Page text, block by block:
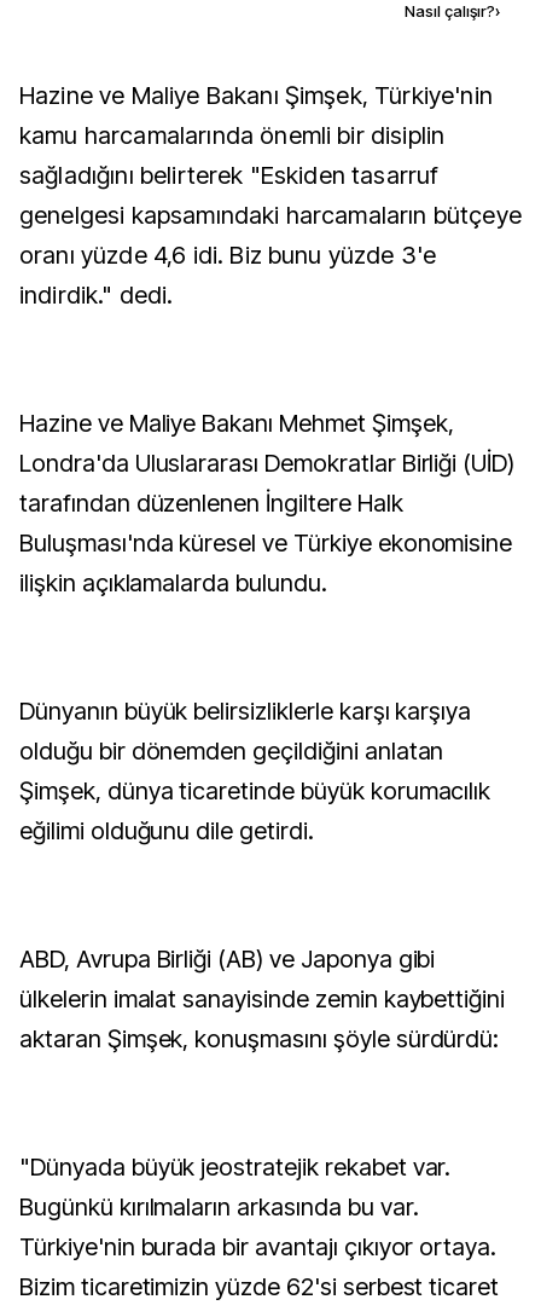
Nasıl çalışır?›
Hazine ve Maliye Bakanı Şimşek, Türkiye'nin
kamu harcamalarında önemli bir disiplin
sağladığını belirterek "Eskiden tasarruf
genelgesi kapsamındaki harcamaların bütçeye
oranı yüzde 4,6 idi. Biz bunu yüzde 3'e
indirdik." dedi.
Hazine ve Maliye Bakanı Mehmet Şimşek,
Londra'da Uluslararası Demokratlar Birliği (UİD)
tarafından düzenlenen İngiltere Halk
Buluşması'nda küresel ve Türkiye ekonomisine
ilişkin açıklamalarda bulundu.
Dünyanın büyük belirsizliklerle karşı karşıya
olduğu bir dönemden geçildiğini anlatan
Şimşek, dünya ticaretinde büyük korumacılık
eğilimi olduğunu dile getirdi.
ABD, Avrupa Birliği (AB) ve Japonya gibi
ülkelerin imalat sanayisinde zemin kaybettiğini
aktaran Şimşek, konuşmasını şöyle sürdürdü:
"Dünyada büyük jeostratejik rekabet var.
Bugünkü kırılmaların arkasında bu var.
Türkiye'nin burada bir avantajı çıkıyor ortaya.
Bizim ticaretimizin yüzde 62'si serbest ticaret